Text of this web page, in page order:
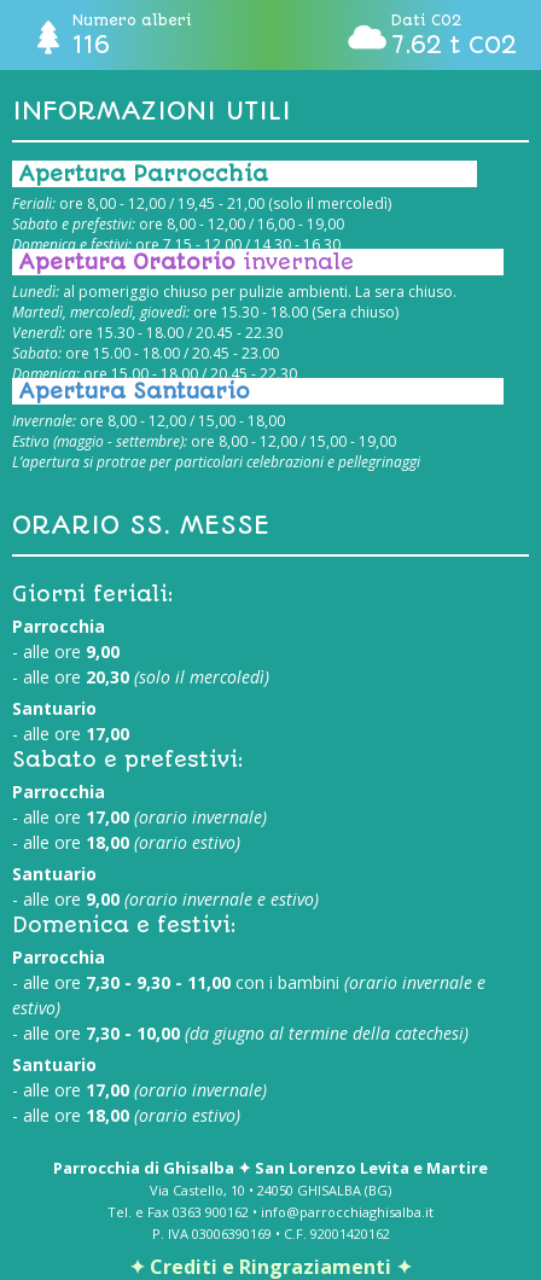
Numero alberi
116
Dati CO2
7.62 t CO2
INFORMAZIONI UTILI
Apertura Parrocchia
Feriali: ore 8,00 - 12,00 / 19,45 - 21,00 (solo il mercoledì)
Sabato e prefestivi: ore 8,00 - 12,00 / 16,00 - 19,00
Domenica e festivi:ore 7,15 - 12,00 / 14,30 - 16,30
Apertura Oratorio invernale
Lunedì: al pomeriggio chiuso per pulizie ambienti. La sera chiuso.
Martedì, mercoledì, giovedì: ore 15.30 - 18.00 (Sera chiuso)
Venerdì: ore 15.30 - 18.00 / 20.45 - 22.30
Sabato: ore 15.00 - 18.00 / 20.45 - 23.00
Domenica:ore 15.00 - 18.00 / 20.45 - 22.30
Apertura Santuario
Invernale: ore 8,00 - 12,00 / 15,00 - 18,00
Estivo (maggio - settembre): ore 8,00 - 12,00 / 15,00 - 19,00
L’apertura si protrae per particolari celebrazioni e pellegrinaggi
ORARIO SS. MESSE
Giorni feriali:
Parrocchia
- alle ore 9,00
- alle ore 20,30 (solo il mercoledì)
Santuario
- alle ore 17,00
Sabato e prefestivi:
Parrocchia
- alle ore 17,00 (orario invernale)
- alle ore 18,00 (orario estivo)
Santuario
- alle ore 9,00 (orario invernale e estivo)
Domenica e festivi:
Parrocchia
- alle ore 7,30 - 9,30 - 11,00 con i bambini (orario invernale e
estivo)
- alle ore 7,30 - 10,00 (da giugno al termine della catechesi)
Santuario
- alle ore 17,00 (orario invernale)
- alle ore 18,00 (orario estivo)
Parrocchia di Ghisalba ✦ San Lorenzo Levita e Martire
Via Castello, 10 • 24050 GHISALBA (BG)
Tel. e Fax 0363 900162 • info@parrocchiaghisalba.it
P. IVA 03006390169 • C.F. 92001420162
✦ Crediti e Ringraziamenti ✦